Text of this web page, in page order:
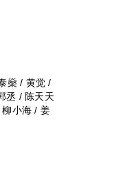
燊 / 黄觉 /
丞 / 陈天天
小海 / 姜